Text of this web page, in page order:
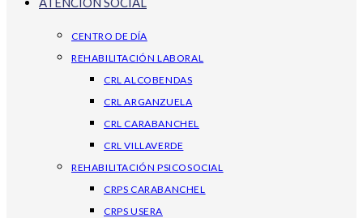
CENTRO DE DÍA
REHABILITACIÓN LABORAL
CRL ALCOBENDAS
CRL ARGANZUELA
CRL CARABANCHEL
CRL VILLAVERDE
REHABILITACIÓN PSICOSOCIAL
CRPS CARABANCHEL
CRPS USERA